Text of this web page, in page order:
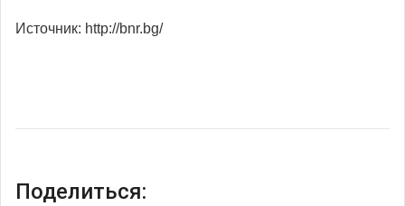
Источник: http://bnr.bg/
Поделиться: